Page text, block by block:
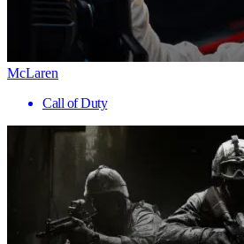
McLaren
Call of Duty